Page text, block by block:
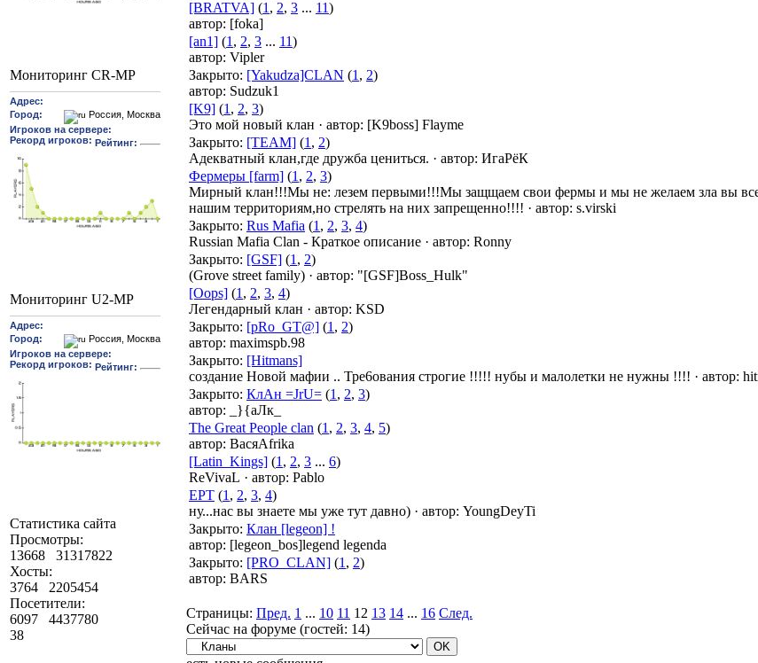
Мониторинг CR-MP
Мониторинг U2-MP
Статистика сайта
Просмотры:
13668
31317822
Хосты:
3764
2205454
Посетители:
6097
4437780
38
[BRATVA] (1 , 2, 3 ... 11)
автор: [foka]
[an1] (1 , 2, 3 ... 11)
автор: Vipler
Закрыто: [Yakudza]CLAN (1 , 2)
автор: Sudzuk1
[K9] (1 , 2, 3)
Это мой новый клан · автор: [K9boss] Flayme
Закрыто: [TEAM] (1 , 2)
Адекватный клан,где дружба цениться. · автор: ИгаРёК
Фермеры [farm] (1 , 2, 3)
Мирный клан!!!Мы не: лезем первыми!!!Мы защщаем свои фермы и мы не желаем зла вы
нашим территориям,но стрелять на них запрещенно!!!! · автор: s.virski
Закрыто: Rus Mafia (1 , 2, 3, 4)
Russian Mafia Clan - Краткое описание · автор: Ronny
Закрыто: [GSF] (1 , 2)
(Grove street family) · автор: "[GSF]Boss_Hulk"
[Oops] (1 , 2, 3, 4)
Легендарный клан · автор: KSD
Закрыто: [pRo_GT@] (1 , 2)
автор: maximspb.98
Закрыто: [Hitmans]
создание Новой мафии .. Тре6ования строгие !!!!! нубы и малолетки не нужны !!!! · автор:
Закрыто: КлАн =JrU= (1 , 2, 3)
автор: _}{аЛк_
The Great People clan (1 , 2, 3, 4, 5)
автор: ВасяAfrika
[Latin_Kings] (1 , 2, 3 ... 6)
ReVivaL · автор: Pablo
EPT (1 , 2, 3, 4)
ну...нас вы знаете мы уже тут давно) · автор: YoungDeyTi
Закрыто: Клан [legeon] !
автор: [legeon_bos]legend legenda
Закрыто: [PRO_CLAN] (1 , 2)
автор: BARS
Страницы: Пред. 1 ... 10 11 12 13 14 ... 16 След.
Сейчас на форуме (гостей: 14)